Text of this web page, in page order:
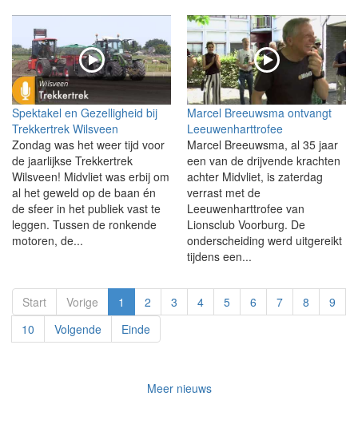
Spektakel en Gezelligheid bij
Trekkertrek Wilsveen
Zondag was het weer tijd voor
de jaarlijkse Trekkertrek
Wilsveen! Midvliet was erbij om
al het geweld op de baan én
de sfeer in het publiek vast te
leggen. Tussen de ronkende
motoren, de...
Marcel Breeuwsma ontvangt
Leeuwenharttrofee
Marcel Breeuwsma, al 35 jaar
een van de drijvende krachten
achter Midvliet, is zaterdag
verrast met de
Leeuwenharttrofee van
Lionsclub Voorburg. De
onderscheiding werd uitgereikt
tijdens een...
Start Vorige 1 2 3 4 5 6 7 8
9
10
Volgende Einde
Meer nieuws